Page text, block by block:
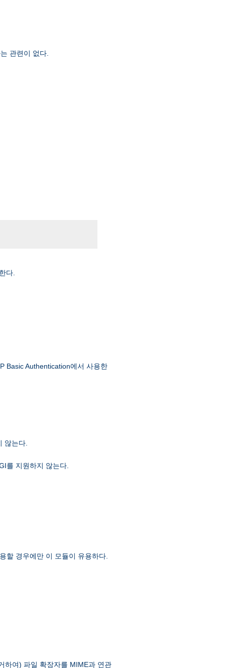
관련이 없다.
다.
Basic Authentication에서 사용한
않는다.
를 지원하지 않는다.
할 경우에만 이 모듈이 유용하다.
하여) 파일 확장자를 MIME과 연관